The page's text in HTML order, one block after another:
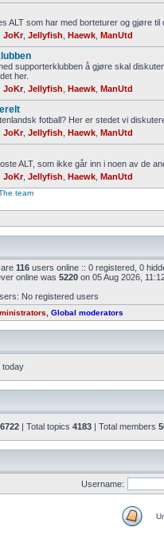
ALT som har med borteturer og gjøre til
JoKr, Jellyfish Haewk ManUtd
supporterklubben å gjøre skal
her.
JoKr, Jellyfish Haewk ManUtd
fotball? Her er stedet vi
JoKr, Jellyfish Haewk ManUtd
ALT, som ikke går inn i noen av de
JoKr, Jellyfish Haewk ManUtd
team
116 users online :: 0 registered, 0
online was 5220 on 05 Aug 2026,
No registered users
Global moderators
today
| Total topics 4183 | Total members
Username: